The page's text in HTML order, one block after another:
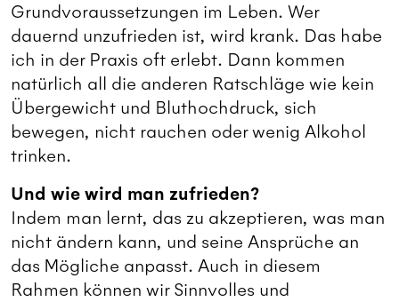
Grundvoraussetzungen im Leben. Wer
dauernd unzufrieden ist, wird krank. Das habe
ich in der Praxis oft erlebt. Dann kommen
natürlich all die anderen Ratschläge wie kein
Übergewicht und Bluthochdruck, sich
bewegen, nicht rauchen oder wenig Alkohol
trinken.
Und wie wird man zufrieden?
Indem man lernt, das zu akzeptieren, was man
nicht ändern kann, und seine Ansprüche an
das Mögliche anpasst. Auch in diesem
Rahmen können wir Sinnvolles und